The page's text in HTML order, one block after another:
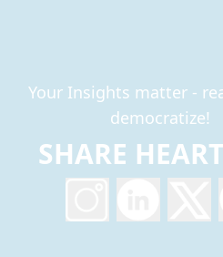
Your Insights matter -
democratize!
SHARE